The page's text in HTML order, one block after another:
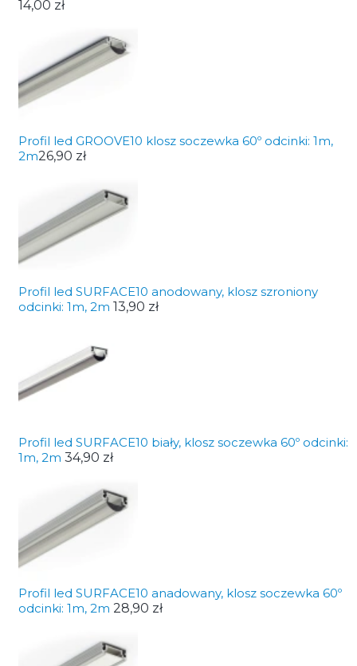
14,00 zł
Profil led GROOVE10 klosz soczewka 60º odcinki: 1m,
2m26,90 zł
Profil led SURFACE10 anodowany, klosz szroniony
odcinki: 1m, 2m 13,90 zł
Profil led SURFACE10 biały, klosz soczewka 60º odcinki:
1m, 2m 34,90 zł
Profil led SURFACE10 anadowany, klosz soczewka 60º
odcinki: 1m, 2m 28,90 zł